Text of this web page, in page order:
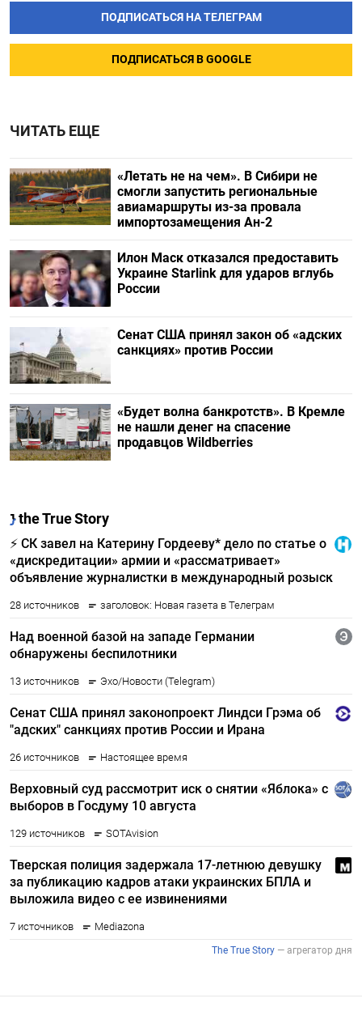
ПОДПИСАТЬСЯ НА ТЕЛЕГРАМ
ПОДПИСАТЬСЯ В GOOGLE
ЧИТАТЬ ЕЩЕ
«Летать не на чем». В Сибири не
смогли запустить региональные
авиамаршруты из-за провала
импортозамещения Ан-2
Илон Маск отказался предоставить
Украине Starlink для ударов вглубь
России
Сенат США принял закон об «адских
санкциях» против России
«Будет волна банкротств». В Кремле
не нашли денег на спасение
продавцов Wildberries